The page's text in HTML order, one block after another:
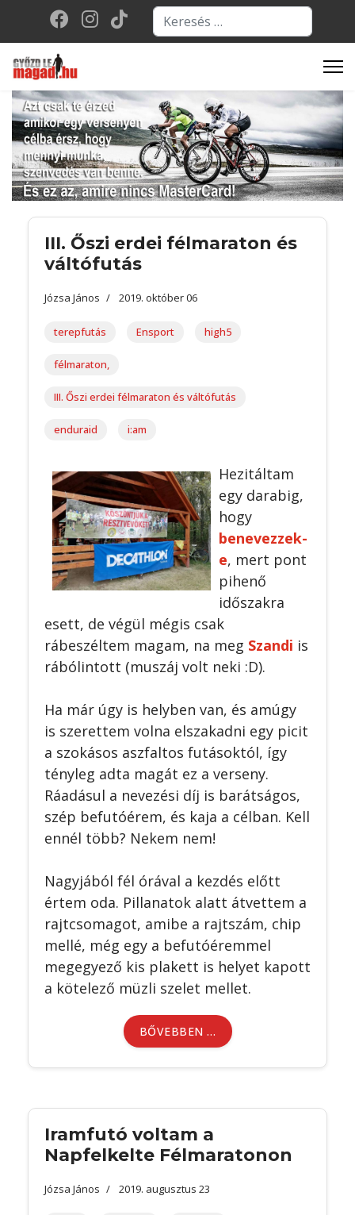
Keresés...
Type 2 or more
III. Őszi erdei félmaraton és
váltófutás
Józsa János 2019. október 06
terepfutás Ensport high5
félmaraton,
III. Őszi erdei félmaraton és váltófutás
enduraid i:am
Hezitáltam
egy darabig,
hogy
benevezzek-
e, mert pont
pihenő
időszakra
esett, de végül mégis csak
rábeszéltem magam, na meg Szandi is
rábólintott (muszáj volt neki :D).
Ha már úgy is helyben van, és amúgy
is szerettem volna elszakadni egy picit
a szokásos aszfaltos futásoktól, így
tényleg adta magát ez a verseny.
Ráadásul a nevezési díj is barátságos,
szép befutóérem, és kaja a célban. Kell
ennél több? Nekem nem!
Nagyjából fél órával a kezdés előtt
értem oda. Pillanatok alatt átvettem a
rajtcsomagot, amibe a rajtszám, chip
mellé, még egy a befutóéremmel
megegyező kis plakett is helyet kapott
a kötelező müzli szelet mellet.
BŐVEBBEN …
Iramfutó voltam a
Napfelkelte Félmaratonon
Józsa János 2019. augusztus 23